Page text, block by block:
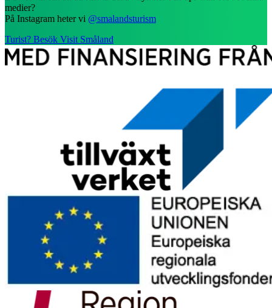
medier?
På Instagram heter vi @smalandsturism
Turist? Besök Visit Småland